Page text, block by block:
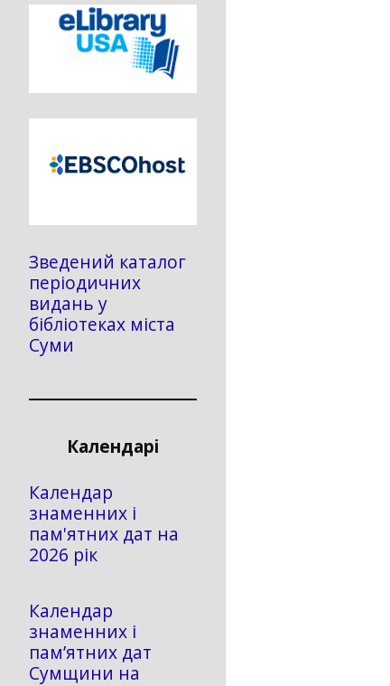
Зведений каталог
періодичних
видань у
бібліотеках міста
Суми
Календарі
Календар
знаменних і
пам'ятних дат на
2026 рік
Календар
знаменних і
пам’ятних дат
Сумщини на